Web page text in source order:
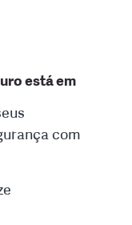
está em
com